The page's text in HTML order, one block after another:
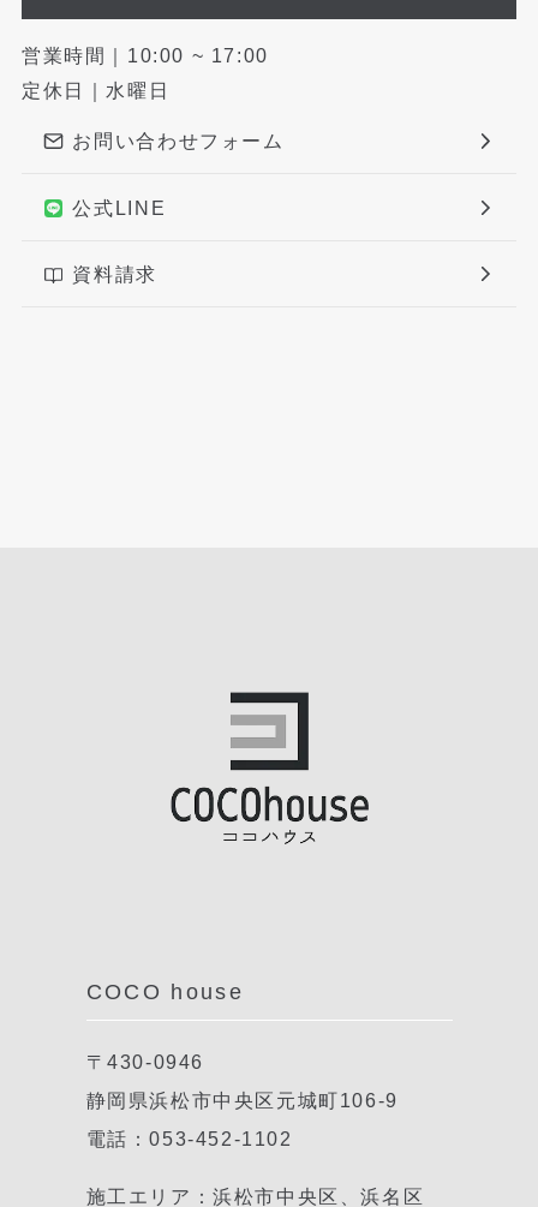
営業時間｜10:00 ~ 17:00
定休日｜水曜日
お問い合わせフォーム
公式LINE
資料請求
COCO house
〒430-0946
静岡県浜松市中央区元城町106-9
電話：053-452-1102
施工エリア：浜松市中央区、浜名区